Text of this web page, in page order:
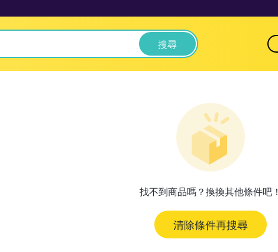
搜尋
找不到商品嗎？換換其他條件吧！
清除條件再搜尋